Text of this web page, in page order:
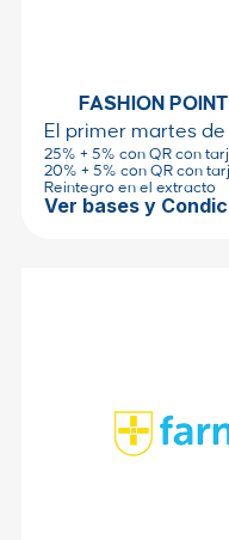
FASHION
El primer martes
25% + 5% con QR con
20% + 5% con QR con
Reintegro en el extracto
Ver bases y